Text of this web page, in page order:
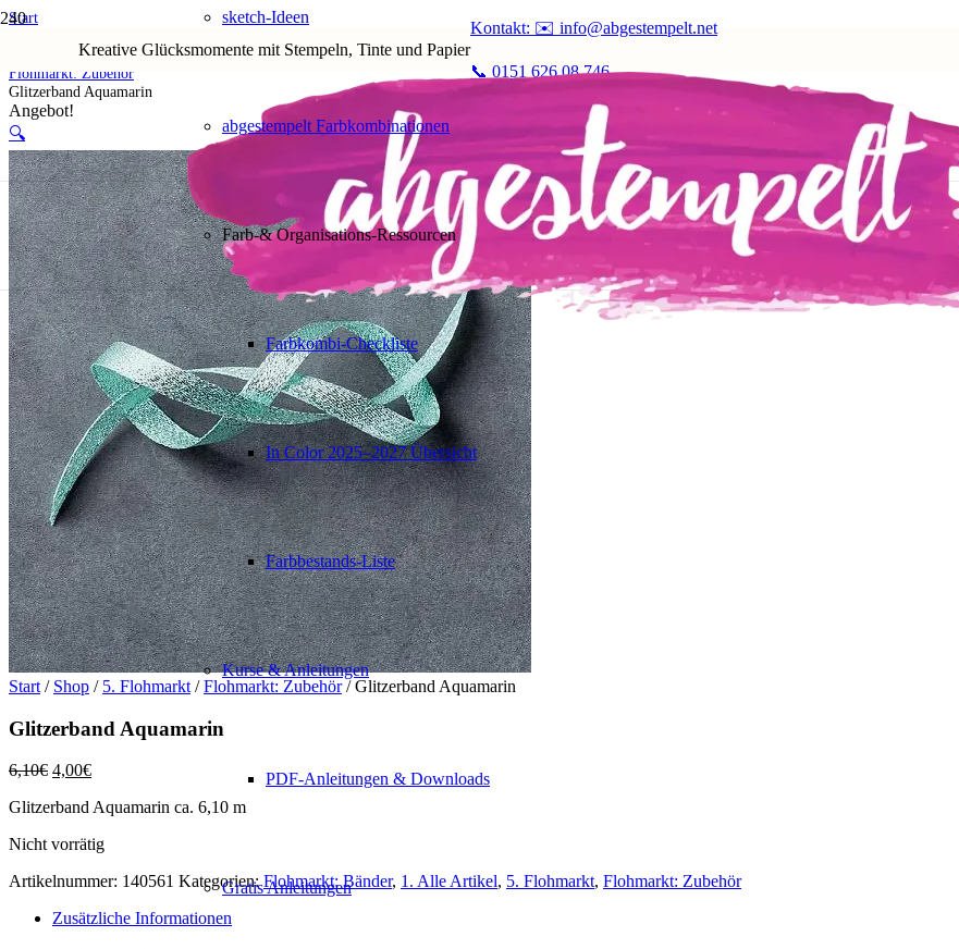
Kreative Glücksmomente mit Stempeln, Tinte und Papier
Kontakt: ✉️ info@abgestempelt.net
📞 0151 626 08 746
sketch-Ideen
abgestempelt Farbkombinationen
Farb-& Organisations-Ressourcen
Farbkombi-Checkliste
In Color 2025–2027 Übersicht
Farbbestands-Liste
Kurse & Anleitungen
PDF-Anleitungen & Downloads
Gratis Anleitungen
Start
5. Flohmarkt
Flohmarkt: Zubehör
Glitzerband Aquamarin
Angebot!
🔍
Start / Shop / 5. Flohmarkt /Flohmarkt: Zubehör/ Glitzerband Aquamarin
Glitzerband Aquamarin
6,10€ Ursprünglicher
war:
4,00€Aktueller
ist:
Glitzerband Aquamarin ca. 6,10 m
Nicht vorrätig
Artikelnummer: 140561 Kategorien:Flohmarkt: Bänder, 1. Alle Artikel, 5. Flohmarkt, Flohmarkt: Zubehör
Zusätzliche Informationen